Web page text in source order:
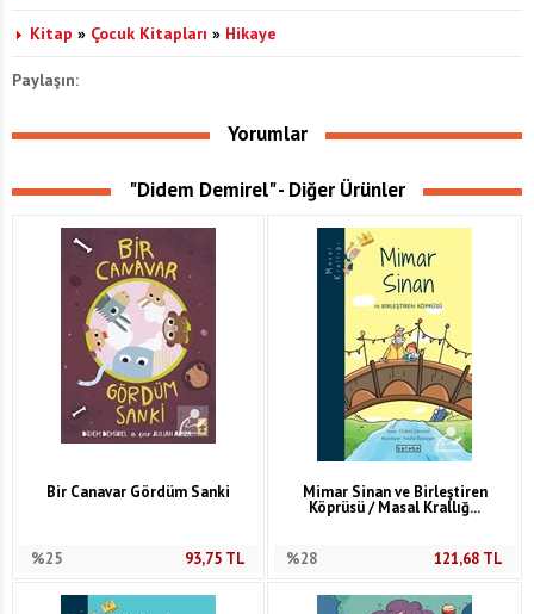
Kitap » Çocuk Kitapları » Hikaye
Paylaşın:
Yorumlar
"Didem Demirel" - Diğer Ürünler
Bir Canavar Gördüm Sanki
%25 93,75TL
Mimar Sinan ve Birleştiren
Köprüsü / Masal Krallığ...
%28 121,68 TL